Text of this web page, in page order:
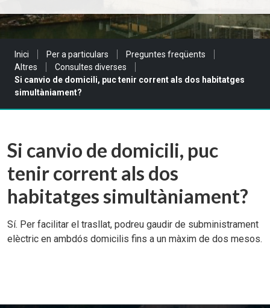
Sou a:
Inici Per a particulars
Preguntes freqüents
Altres
Consultes diverses
Si canvio de domicili, puc tenir corrent als dos habitatges
simultàniament?
Si canvio de domicili, puc
tenir corrent als dos
habitatges simultàniament?
Sí. Per facilitar el trasllat, podreu gaudir de subministrament
elèctric en ambdós domicilis fins a un màxim de dos mesos.